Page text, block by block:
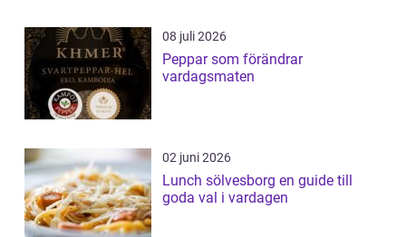
08 juli 2026
Peppar som förändrar
vardagsmaten
02 juni 2026
Lunch sölvesborg en guide till
goda val i vardagen